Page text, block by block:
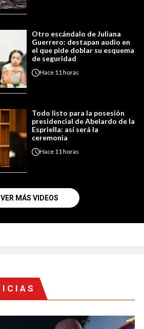
Otro escándalo de Juliana
Guerrero: destapan audio en
el que pide doblar su esquema
de seguridad
Hace 11 horas
Todo listo para la posesión
presidencial de Abelardo de la
Espriella: así será la
ceremonia
Hace 11 horas
VER MÁS VIDEOS